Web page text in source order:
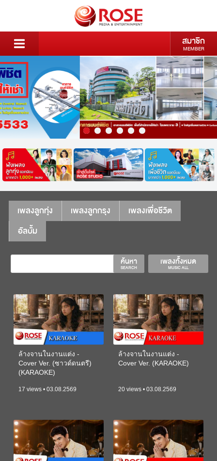
สมาชิก
MEMBER
เพลงลูกทุ่ง เพลงลูกกรุง
เพลงเพื่อชีวิต
อัลบั้ม
เพลงทั้งหมด
MUSIC ALL
ค้นหา
SEARCH
ล้างจานในงานแต่ง -
Cover Ver. (ซาวด์ดนตรี)
(KARAOKE)
17 views • 03.08.2569
ล้างจานในงานแต่ง -
Cover Ver. (KARAOKE)
20 views • 03.08.2569